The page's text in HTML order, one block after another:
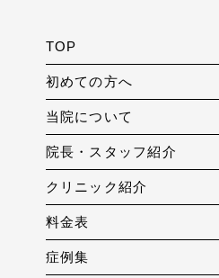
TOP
初めての方へ
当院について
院長・スタッフ紹介
クリニック紹介
料金表
症例集